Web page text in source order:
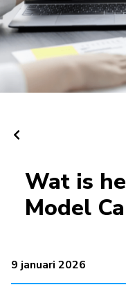
Wat is
Model
9 januari 2026